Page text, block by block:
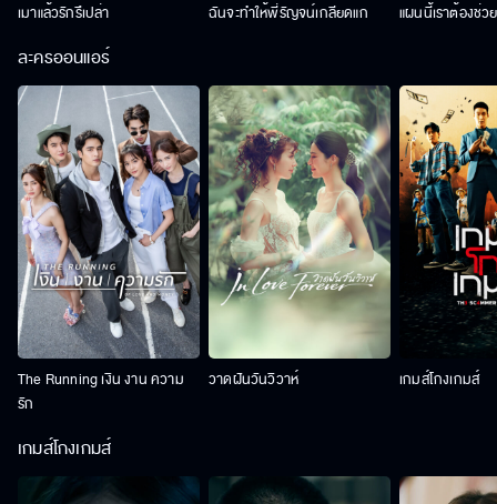
เมาแล้วรักรึเปล่า ฉันจะทำให้พี่รัญจน์เกลียดแก แผนนี้เราต้องช่ว
ละครออนแอร์
The Running เงิน งาน ความ
รัก
วาดฝันวันวิวาห์ เกมส์โกงเกมส์
เกมส์โกงเกมส์